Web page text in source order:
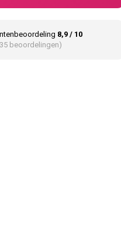
8,9 / 10
beoordelingen)